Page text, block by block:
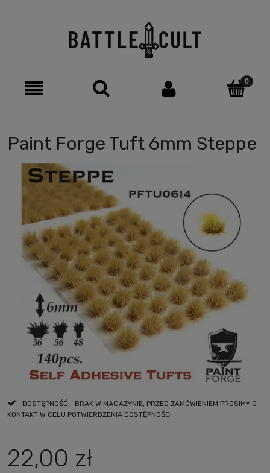
Paint Forge Tuft 6mm Steppe
DOSTĘPNOŚĆ:
BRAK W MAGAZYNIE, PRZED ZAMÓWIENIEM PROSIMY O
KONTAKT W CELU POTWIERDZENIA DOSTĘPNOŚCI
22,00 zł